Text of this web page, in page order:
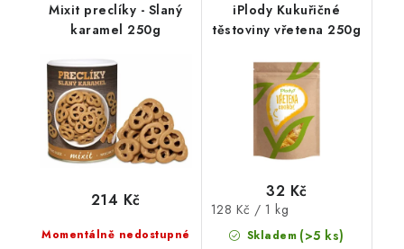
Mixit preclíky - Slaný
karamel 250g
Momentálně nedostupné
214 Kč
iPlody Kukuřičné
těstoviny vřetena 250g
Skladem (>5 ks)
32 Kč
Měrná
cena:
128 Kč / 1 kg